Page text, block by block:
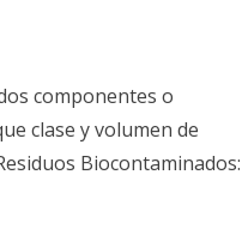
componentes o
clase y volumen de
Biocontaminados: